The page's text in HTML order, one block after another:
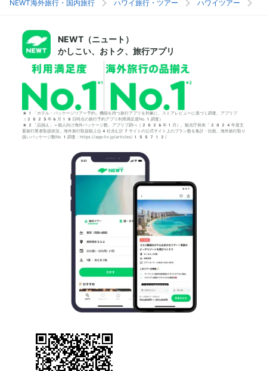
NEWT海外旅行・国内旅行 ハワイ旅行・ツアー ハワイツアー
NEWT（ニュート）
かしこい、おトク、旅行アプリ
*1「ホテル・パッケージツアー予約」機能を持つ旅行アプリを対象に、ストアレビューに基づく調査。アプリブ
（2025年6月18日時点の旅行予約アプリ利用満足度No.1調査）
*2「品揃え」＝個人向け海外パッケージ数。アプリブ調べ（2026年1月）。観光庁発表「2024年度主
要旅行業者取扱状況」海外旅行取扱額上位4社含む計7サイトの公式サイト上のプラン数を集計・比較。海外旅行取り
扱いパッケージ数No.1調査：https://app-liv.jp/articles/155712/